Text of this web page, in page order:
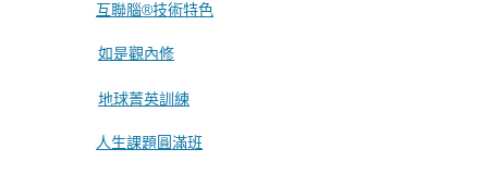
互聯腦®技術特色
如是觀內修
地球菁英訓練
人生課題圓滿班